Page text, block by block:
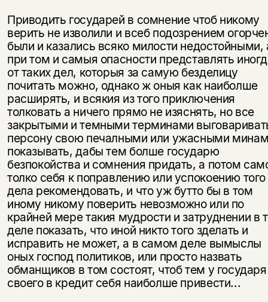
Приводить государей в сомнение чтоб никому
верить не изволили и всеб подозрением
были и казались всяко милости недостойными,
при том и самыя опасности представлять
от таких дел, которыя за самую безделицу
почитать можно, однако ж оныя как наиболше
расширять, и всякия из того приключения
толковать а ничего прямо не изяснять, но все
закрытыми и темными терминами
персону свою печалными или ужасными
показывать, дабы тем болше государю
безпокойства и сомнения придать, а потом
толко себя к поправлению или успокоению того
дела рекомендовать, и что уж бутто бы в том
иному никому поверить невозможно или по
крайней мере такия мудрости и затруднении в
деле показать, что иной никто того зделать и
исправить не может, а в самом деле вымыслы
оных господ политиков, или просто назвать
обманщиков в том состоят, чтоб тем у государя
своего в кредит себя наиболше привести...